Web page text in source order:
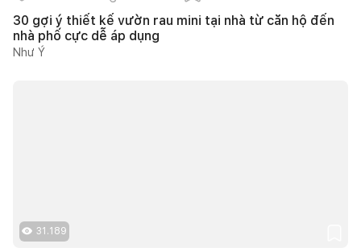
30 gợi ý thiết kế vườn rau mini tại nhà từ căn hộ đến
nhà phố cực dễ áp dụng
Như Ý
31.189